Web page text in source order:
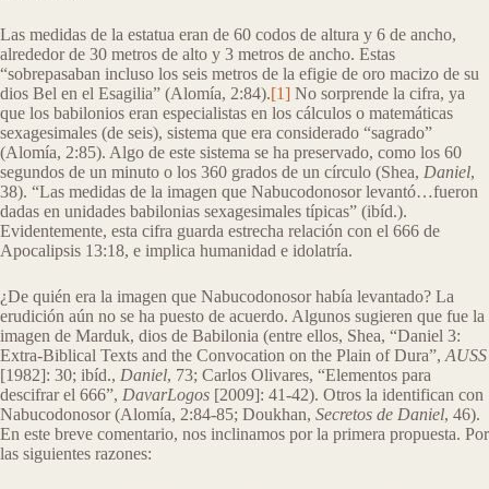
Las medidas de la estatua eran de 60 codos de altura y 6 de ancho,
alrededor de 30 metros de alto y 3 metros de ancho. Estas
“sobrepasaban incluso los seis metros de la efigie de oro macizo de su
dios Bel en el Esagilia” (Alomía, 2:84).[1] No sorprende la cifra, ya
que los babilonios eran especialistas en los cálculos o matemáticas
sexagesimales (de seis), sistema que era considerado “sagrado”
(Alomía, 2:85). Algo de este sistema se ha preservado, como los 60
segundos de un minuto o los 360 grados de un círculo (Shea, Daniel,
38). “Las medidas de la imagen que Nabucodonosor levantó…fueron
dadas en unidades babilonias sexagesimales típicas” (ibíd.).
Evidentemente, esta cifra guarda estrecha relación con el 666 de
Apocalipsis 13:18, e implica humanidad e idolatría.
¿De quién era la imagen que Nabucodonosor había levantado? La
erudición aún no se ha puesto de acuerdo. Algunos sugieren que fue la
imagen de Marduk, dios de Babilonia (entre ellos, Shea, “Daniel 3:
Extra-Biblical Texts and the Convocation on the Plain of Dura”, AUSS
[1982]: 30; ibíd., Daniel, 73; Carlos Olivares, “Elementos para
descifrar el 666”, DavarLogos [2009]: 41-42). Otros la identifican con
Nabucodonosor (Alomía, 2:84-85; Doukhan, Secretos de Daniel, 46).
En este breve comentario, nos inclinamos por la primera propuesta. Por
las siguientes razones: